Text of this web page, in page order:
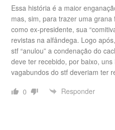
Essa história é a maior
mas, sim, para trazer uma
como ex-presidente, sua
revistas na alfândega. Logo
stf “anulou” a condenação do
deve ter recebido, por baixo,
vagabundos do stf deveriam ter
0
Responder